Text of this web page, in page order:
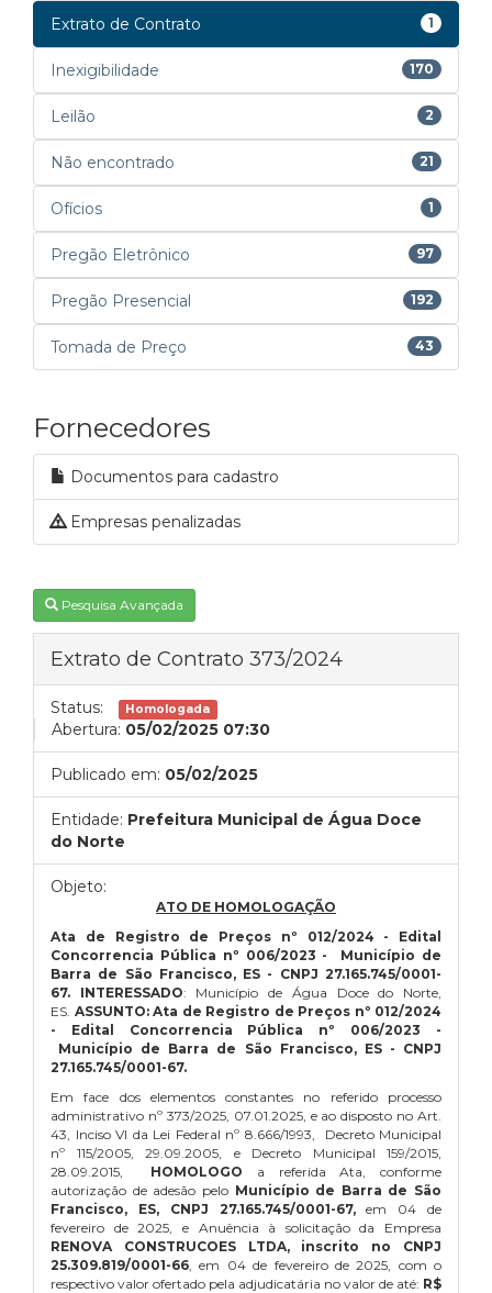
Extrato de Contrato 1
Inexigibilidade 170
Leilão 2
Não encontrado 21
Ofícios 1
Pregão Eletrônico 97
Pregão Presencial 192
Tomada de Preço 43
Fornecedores
Documentos para cadastro
Empresas penalizadas
Pesquisa Avançada
Extrato de Contrato 373/2024
Status: Homologada
Abertura: 05/02/2025 07:30
Publicado em: 05/02/2025
Entidade: Prefeitura Municipal de Água Doce
do Norte
Objeto:
ATO DE HOMOLOGAÇÃO
Ata de Registro de Preços nº 012/2024 - Edital
Concorrencia Pública nº 006/2023 - Município de
Barra de São Francisco, ES - CNPJ 27.165.745/0001-
67. INTERESSADO: Município de Água Doce do Norte,
ES. ASSUNTO: Ata de Registro de Preços nº 012/2024
- Edital Concorrencia Pública nº 006/2023 -
Município de Barra de São Francisco, ES - CNPJ
27.165.745/0001-67.
Em face dos elementos constantes no referido processo
administrativo nº 373/2025, 07.01.2025, e ao disposto no Art.
43, Inciso VI da Lei Federal nº 8.666/1993, Decreto Municipal
nº 115/2005, 29.09.2005, e Decreto Municipal 159/2015,
28.09.2015, HOMOLOGO a referida Ata, conforme
autorização de adesão pelo Município de Barra de São
Francisco, ES, CNPJ 27.165.745/0001-67,em 04 de
fevereiro de 2025,
e Anuência à solicitação da Empresa
RENOVA CONSTRUCOES LTDA, inscrito no CNPJ
25.309.819/0001-66, em 04 de fevereiro de 2025, com o
respectivo valor ofertado pela adjudicatária no valor de até: R$